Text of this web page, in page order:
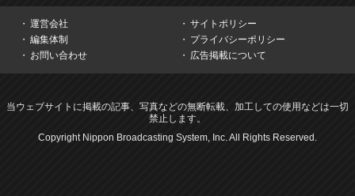
運営会社
サイトポリシー
編集体制
プライバシーポリシー
お問い合わせ
広告掲載について
当ウェブサイトに掲載の記事、写真などの無断転載、加工しての使用などは一切
禁止します。
Copyright Nippon Broadcasting System, Inc. All Rights Reserved.